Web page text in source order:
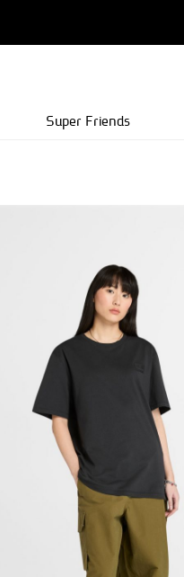
Super Friends